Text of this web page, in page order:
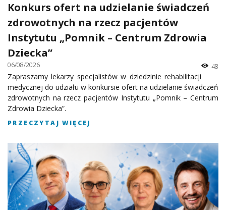
Konkurs ofert na udzielanie świadczeń
zdrowotnych na rzecz pacjentów
Instytutu „Pomnik – Centrum Zdrowia
Dziecka”
06/08/2026 48
Zapraszamy lekarzy specjalistów w dziedzinie rehabilitacji
medycznej do udziału w konkursie ofert na udzielanie świadczeń
zdrowotnych na rzecz pacjentów Instytutu „Pomnik – Centrum
Zdrowia Dziecka”.
PRZECZYTAJ WIĘCEJ